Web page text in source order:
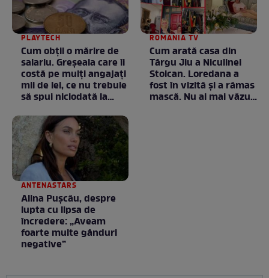
PLAYTECH
Cum obții o mărire de
salariu. Greșeala care îi
costă pe mulți angajați
mii de lei, ce nu trebuie
să spui niciodată la
ROMANIA TV
Cum arată casa din
Târgu Jiu a Niculinei
Stoican. Loredana a
fost în vizită și a rămas
mască. Nu ai mai văzut
ANTENASTARS
Alina Pușcău, despre
lupta cu lipsa de
încredere: „Aveam
foarte multe gânduri
negative”